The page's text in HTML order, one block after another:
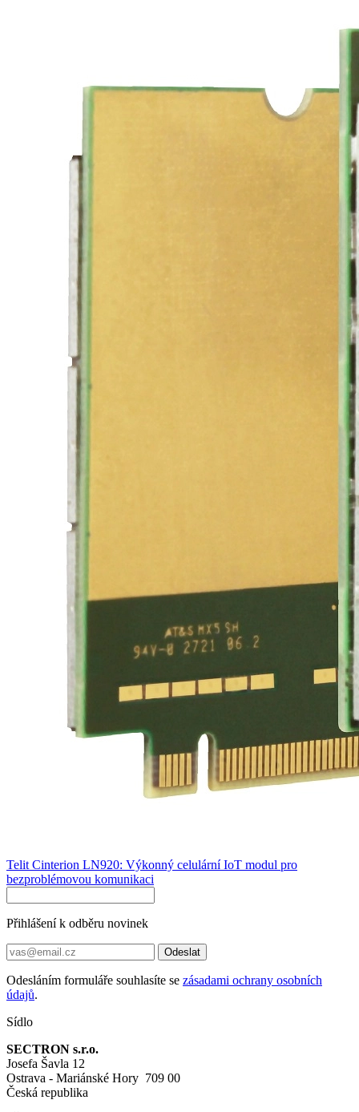
Telit Cinterion LN920: Výkonný celulární IoT modul pro
bezproblémovou komunikaci
Přihlášení k odběru novinek
Odeslat
Odesláním formuláře souhlasíte se zásadami ochrany osobních
údajů.
Sídlo
SECTRON s.r.o.
Josefa Šavla 12
Ostrava - Mariánské Hory 709 00
Česká republika